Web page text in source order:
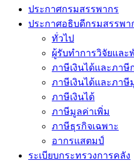
ประกาศกรมสรรพากร
ประกาศอธิบดีกรมสรรพา
ทั่วไป
ผู้รับทำการวิจัยแล
ภาษีเงินได้และภาษี
ภาษีเงินได้และภาษี
ภาษีเงินได้
ภาษีมูลค่าเพิ่ม
ภาษีธุรกิจเฉพาะ
อากรแสตมป์
ระเบียบกระทรวงการคลัง